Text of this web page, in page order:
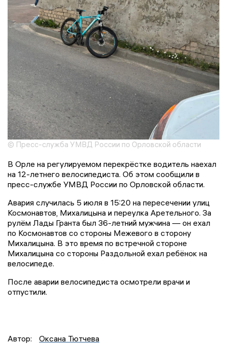
© Пресс-служба УМВД России по Орловской области
В Орле на регулируемом перекрёстке водитель наехал
на 12-летнего велосипедиста. Об этом сообщили в
пресс-службе УМВД России по Орловской области.
Авария случилась 5 июля в 15:20 на пересечении улиц
Космонавтов, Михалицына и переулка Аретельного. За
рулём Лады Гранта был 36-летний мужчина — он ехал
по Космонавтов со стороны Межевого в сторону
Михалицына. В это время по встречной стороне
Михалицына со стороны Раздольной ехал ребёнок на
велосипеде.
После аварии велосипедиста осмотрели врачи и
отпустили.
Автор: Оксана Тютчева